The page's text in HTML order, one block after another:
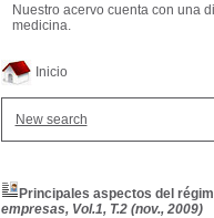
Inicio
New search
Principales aspectos del
empresas, Vol.1, T.2 (nov., 2009)
Nuestro acervo cuenta con una
medicina.